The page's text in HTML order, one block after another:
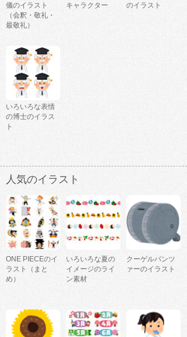
儀のイラスト
（会釈・敬礼・
最敬礼）
キャラクター
のイラスト
いろいろな表情
の博士のイラス
ト
人気のイラスト
ONE PIECEのイ
ラスト（まと
め）
いろいろな夏の
イメージのライ
ン素材
クーゲルパンツ
ァーのイラスト